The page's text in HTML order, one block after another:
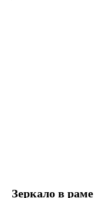
Зеркало в